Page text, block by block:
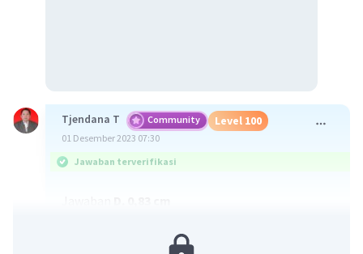
Tjendana T Community Level 100
01 Desember 2023 07:30
Jawaban terverifikasi